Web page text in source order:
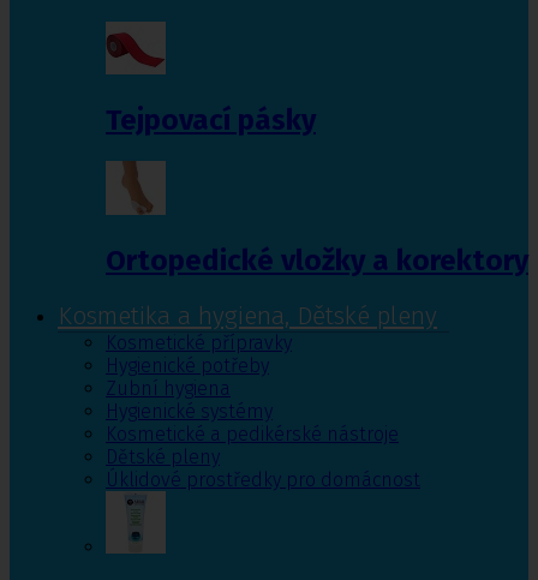
Tejpovací pásky
Ortopedické vložky a korektory
Kosmetika a hygiena, Dětské pleny
Kosmetické přípravky
Hygienické potřeby
Zubní hygiena
Hygienické systémy
Kosmetické a pedikérské nástroje
Dětské pleny
Úklidové prostředky pro domácnost